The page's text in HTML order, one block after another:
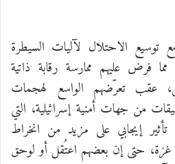
الاحتلال لآليات السيطرة
على فلسطينيي 48، مما فرض عليهم ممارسة رقابة ذاتية
عقب تعرّضهم الواسع لهجمات
من جهات أمنية إسرائيلية، التي
إيجابي على مزيد من انخراط
في غزة، حتى إن بعضهم اعتُقل أو لوحق